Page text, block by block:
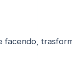
facendo,